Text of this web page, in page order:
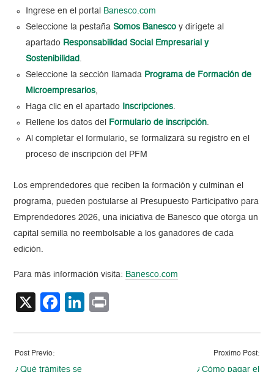
Ingrese en el portal
Banesco.com
Seleccione la pestaña Somos Banesco y dirígete al
apartado Responsabilidad Social Empresarial y
Sostenibilidad .
Seleccione la sección llamada Programa de Formación de
Microempresarios,
Haga clic en el apartado
Inscripciones.
Rellene los datos del
Formulario de inscripción.
Al completar el formulario, se formalizará su registro en el
proceso de inscripción del PFM
Los emprendedores que reciben la formación y culminan el
programa, pueden postularse al Presupuesto Participativo para
Emprendedores 2026, una iniciativa de Banesco que otorga un
capital semilla no reembolsable a los ganadores de cada
edición.
Para más información visita: Banesco.com
X Facebook
LinkedIn
Post Previo:
¿Qué trámites se
Proximo Post:
¿Cómo pagar el